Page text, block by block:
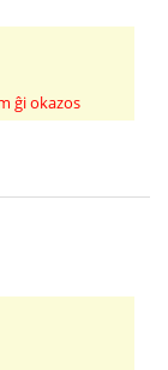
ĝi okazos